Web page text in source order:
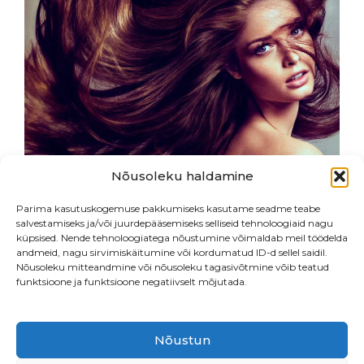
Nõusoleku haldamine
Parima kasutuskogemuse pakkumiseks kasutame seadme teabe
salvestamiseks ja/või juurdepääsemiseks selliseid tehnoloogiaid nagu
küpsised. Nende tehnoloogiatega nõustumine võimaldab meil töödelda
andmeid, nagu sirvimiskäitumine või kordumatud ID-d sellel saidil.
Nõusoleku mitteandmine või nõusoleku tagasivõtmine võib teatud
funktsioone ja funktsioone negatiivselt mõjutada.
Nõustun